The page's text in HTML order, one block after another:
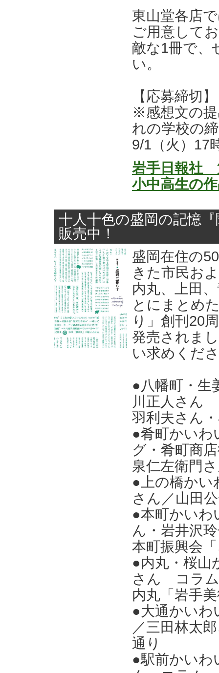
東山堂各店
ご用意して
敵な1冊で、
い。
【応募締切】
※感想文の
れの学校の
9/1（火）17
岩手日報社
小中高生の
十人十色の盛岡の記憶
販売中！
盛岡在住の
きた市民お
内丸、上田
とにまとめ
り」創刊20
発売されま
い求めくだ
●八幡町・生
川正人さん
羽利夫さん
●肴町かい
グ・肴町商
泉仁左衛門
●上の橋かい
さん／山田
●本町かいわ
ん・岩井沢
本町振興会
●内丸・桜山
さん コラム
内丸「岩手
●大通かいわ
／三田林太
通り
●駅前かいわ